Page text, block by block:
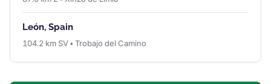
León, Spain
104.2 km SV • Trobajo del Camino